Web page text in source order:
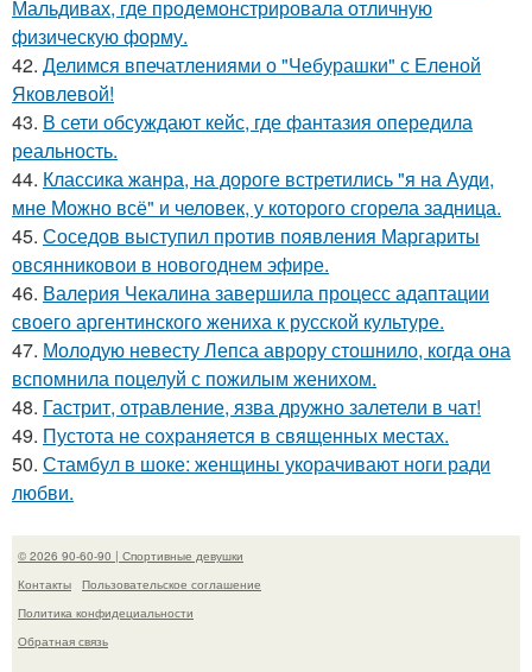
Мальдивах, где продемонстрировала отличную
физическую форму.
42. Делимся впечатлениями о "Чебурашки" с Еленой
Яковлевой!
43. В сети обсуждают кейс, где фантазия опередила
реальность.
44. Классика жанра, на дороге встретились "я на Ауди,
мне Можно всё" и человек, у которого сгорела задница.
45. Соседов выступил против появления Маргариты
овсянниковои в новогоднем эфире.
46. Валерия Чекалина завершила процесс адаптации
своего аргентинского жениха к русской культуре.
47. Молодую невесту Лепса аврору стошнило, когда она
вспомнила поцелуй с пожилым женихом.
48. Гастрит, отравление, язва дружно залетели в чат!
49. Пустота не сохраняется в священных местах.
50. Стамбул в шоке: женщины укорачивают ноги ради
любви.
© 2026 90-60-90 | Спортивные девушки
Контакты
Пользовательское соглашение
Политика конфидециальности
Обратная связь